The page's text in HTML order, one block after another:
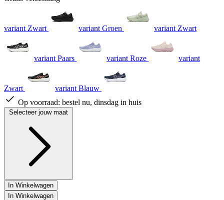
variant Zwart variant Groen variant Zwart
variant Paars variant Roze variant
Zwart
variant Blauw
Op voorraad: bestel nu, dinsdag in huis
Selecteer jouw maat
In Winkelwagen
In Winkelwagen